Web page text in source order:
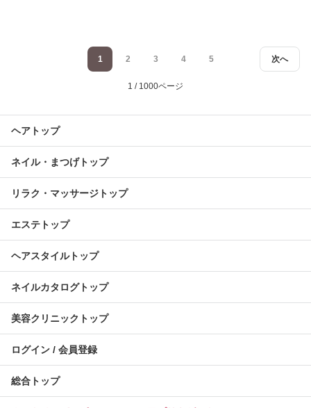
次へ
1 2 3 4 5
1 / 1000ページ
ヘアトップ
ネイル・まつげトップ
リラク・マッサージトップ
エステトップ
ヘアスタイルトップ
ネイルカタログトップ
美容クリニックトップ
ログイン / 会員登録
総合トップ